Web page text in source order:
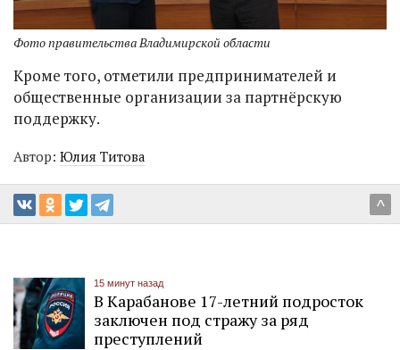
Фото правительства Владимирской области
Кроме того, отметили предпринимателей и
общественные организации за партнёрскую
поддержку.
Автор: Юлия Титова
^
15 минут назад
В Карабанове 17-летний подросток
заключен под стражу за ряд
преступлений